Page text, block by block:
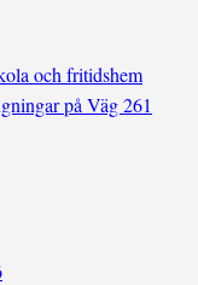
och fritidshem
på Väg 261